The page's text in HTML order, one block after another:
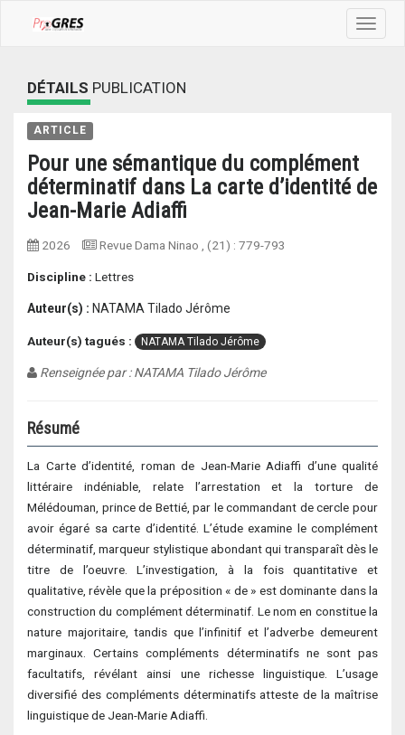
Toggle
DÉTAILS PUBLICATION
ARTICLE
Pour une sémantique du complément
déterminatif dans La carte d’identité de
Jean-Marie Adiaffi
2026 Revue Dama Ninao , (21) : 779-793
Discipline : Lettres
Auteur(s) : NATAMA Tilado Jérôme
Auteur(s) tagués : NATAMA Tilado Jérôme
Renseignée par : NATAMA Tilado Jérôme
Résumé
La Carte d’identité, roman de Jean-Marie Adiaffi d’une qualité
littéraire indéniable, relate l’arrestation et la torture de
Mélédouman, prince de Bettié, par le commandant de cercle pour
avoir égaré sa carte d’identité. L’étude examine le complément
déterminatif, marqueur stylistique abondant qui transparaît dès le
titre de l’oeuvre. L’investigation, à la fois quantitative et
qualitative, révèle que la préposition « de » est dominante dans la
construction du complément déterminatif. Le nom en constitue la
nature majoritaire, tandis que l’infinitif et l’adverbe demeurent
marginaux. Certains compléments déterminatifs ne sont pas
facultatifs, révélant ainsi une richesse linguistique. L’usage
diversifié des compléments déterminatifs atteste de la maîtrise
linguistique de Jean-Marie Adiaffi.